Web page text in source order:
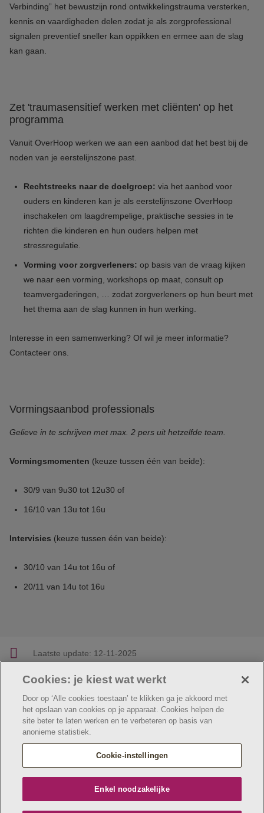
Verbinding” het bewustzijn rond ontwikkelingstrauma versterken,
kennis en vaardigheden delen zodat je als zorgprofessional
signalen preventief sneller kan oppikken en ermee aan de slag
kan gaan.
Zet 'traumasensitief werken met cliënten' op het
programma
Vanuit OverHoop werken we aan een aanbod dat het best bij de
noden van je eerstelijnszone past.
Rechtstreeks naar de doelgroep: via het aanbod voor
ouders en kinderen kan je als eerstelijnszone OverHoop
inschakelen om laagdrempelige, praktische sessies in te
richten die kinderen en hun ouders helpen met
stressregulatie.
Vorming voor zorgverleners: op basis van de vraag kijken
we naar een vorming, workshops op maat, consult op
teamvergaderingen, … zodat zorgverleners op hun beurt met
het thema aan de slag kunnen in hun werking.
Interesse in een samenwerking? Of wil je meer informatie?
Contacteer ons.
Vormingsaanbod professionals
Gelieve in te schrijven met max. 2 pers uit hetzelfde team.
Vormingsmomenten (keuze tussen één van beide):
30/9 van 9u30 tot 12u30 of
16/10 van 13u tot 16u
Intervisies (keuze tussen één van beide):
30/10 van 14u tot 16u of
20/11 van 14u tot 16u
Laatste update: 12-11-2025
© Jeugdzorg Emmaüs
Cookie verklaring
Privacybeleid
Webtoegankelijkheidsverklaring
Jeugdzorg Emmaüs maakt deel uit van
Maatschappelijke zetel Edgard Tinellaan 1c, 2800
Cookies: je kiest wat werkt
Door op ‘Alle cookies toestaan’ te klikken ga je akkoord met
het opslaan van cookies op je apparaat. Cookies helpen de
site beter te laten werken en te verbeteren op basis van
anonieme statistiek.
Cookie-instellingen
Enkel noodzakelijke